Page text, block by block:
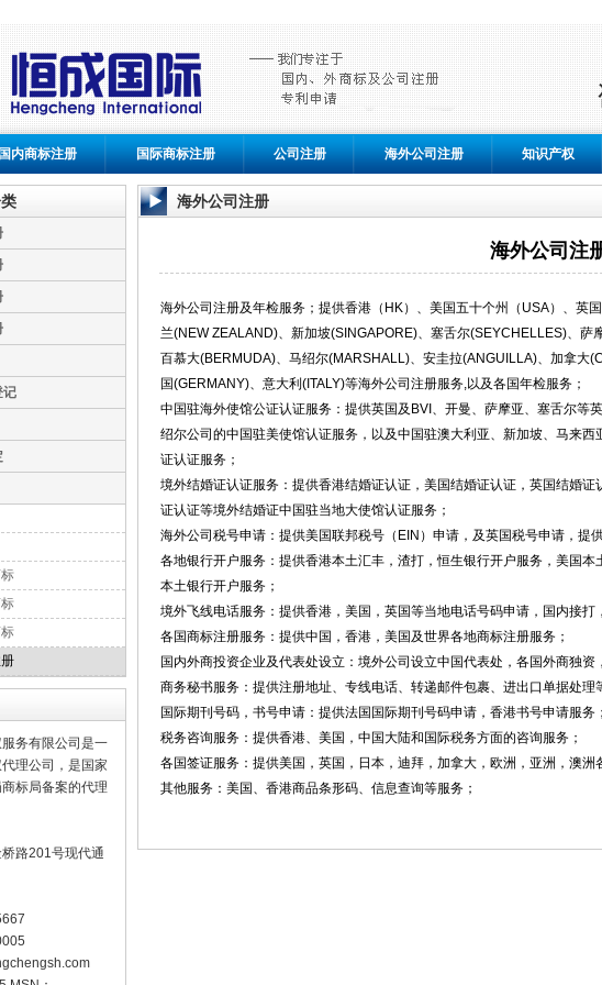
国内商标注册 国际商标注册 公司注册 海外公司注册 知识产权
记
务有限公司是一
理公司，是国家
标局备案的代理
路201号现代通
海外公司注册
海外公司注
海外公司注册及年检服务；提供香港（HK）、美国五十个州（USA）、英
兰(NEW ZEALAND)、新加坡(SINGAPORE)、塞舌尔(SEYCHELLES)、萨
百慕大(BERMUDA)、马绍尔(MARSHALL)、安圭拉(ANGUILLA)、加拿大
国(GERMANY)、意大利(ITALY)等海外公司注册服务,以及各国年检服务；
中国驻海外使馆公证认证服务：提供英国及BVI、开曼、萨摩亚、塞舌尔等
绍尔公司的中国驻美使馆认证服务，以及中国驻澳大利亚、新加坡、马来
证认证服务；
境外结婚证认证服务：提供香港结婚证认证，美国结婚证认证，英国结婚
证认证等境外结婚证中国驻当地大使馆认证服务；
海外公司税号申请：提供美国联邦税号（EIN）申请，及英国税号申请，提
各地银行开户服务：提供香港本土汇丰，渣打，恒生银行开户服务，美国
本土银行开户服务；
境外飞线电话服务：提供香港，美国，英国等当地电话号码申请，国内接打
各国商标注册服务：提供中国，香港，美国及世界各地商标注册服务；
国内外商投资企业及代表处设立：境外公司设立中国代表处，各国外商独
商务秘书服务：提供注册地址、专线电话、转递邮件包裹、进出口单据处理
国际期刊号码，书号申请：提供法国国际期刊号码申请，香港书号申请服务；
税务咨询服务：提供香港、美国，中国大陆和国际税务方面的咨询服务；
各国签证服务：提供美国，英国，日本，迪拜，加拿大，欧洲，亚洲，澳洲
其他服务：美国、香港商品条形码、信息查询等服务；